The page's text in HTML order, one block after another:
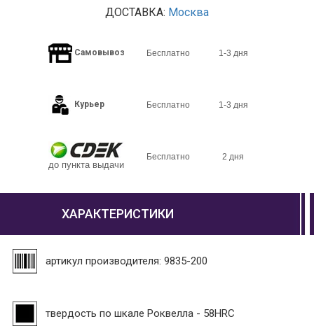
ДОСТАВКА: Москва
Самовывоз Бесплатно 1-3 дня
Курьер Бесплатно 1-3 дня
до пункта выдачи
Бесплатно 2 дня
ХАРАКТЕРИСТИКИ
артикул производителя: 9835-200
твердость по шкале Роквелла - 58HRC